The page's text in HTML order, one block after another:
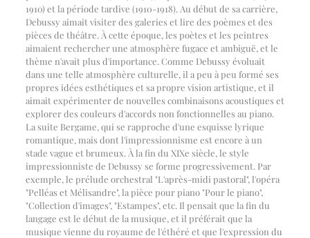
1910) et la période tardive (1910-1918). Au début de sa carrière,
Debussy aimait visiter des galeries et lire des poèmes et des
pièces de théâtre. À cette époque, les poètes et les peintres
aimaient rechercher une atmosphère fugace et ambiguë, et le
thème n'avait plus d'importance. Comme Debussy évoluait
dans une telle atmosphère culturelle, il a peu à peu formé ses
propres idées esthétiques et sa propre vision artistique, et il
aimait expérimenter de nouvelles combinaisons acoustiques et
explorer des couleurs d'accords non fonctionnelles au piano.
La suite Bergame, qui se rapproche d'une esquisse lyrique
romantique, mais dont l'impressionnisme est encore à un
stade vague et brumeux. À la fin du XIXe siècle, le style
impressionniste de Debussy se forme progressivement. Par
exemple, le prélude orchestral "L'après-midi pastoral", l'opéra
"Pelléas et Mélisandre", la pièce pour piano "Pour le piano",
"Collection d'images", "Estampes", etc. Il pensait que la fin du
langage est le début de la musique, et il préférait que la
musique vienne du royaume de l'éthéré et que l'expression du